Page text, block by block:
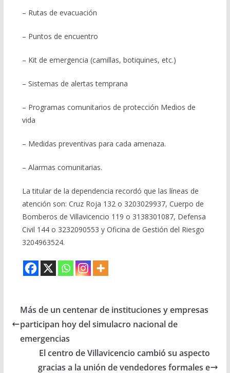
– Rutas de evacuación
– Puntos de encuentro
– Kit de emergencia (camillas, botiquines, etc.)
– Sistemas de alertas temprana
– Programas comunitarios de protección Medios de
vida
– Medidas preventivas para cada amenaza.
– Alarmas comunitarias.
La titular de la dependencia recordó que las líneas de
atención son: Cruz Roja 132 o 3203029937, Cuerpo de
Bomberos de Villavicencio 119 o 3138301087, Defensa
Civil 144 o 3232090553 y Oficina de Gestión del Riesgo
3204963524.
Más de un centenar de instituciones y empresas
participan hoy del simulacro nacional de
emergencias
El centro de Villavicencio cambió su aspecto
gracias a la unión de vendedores formales e